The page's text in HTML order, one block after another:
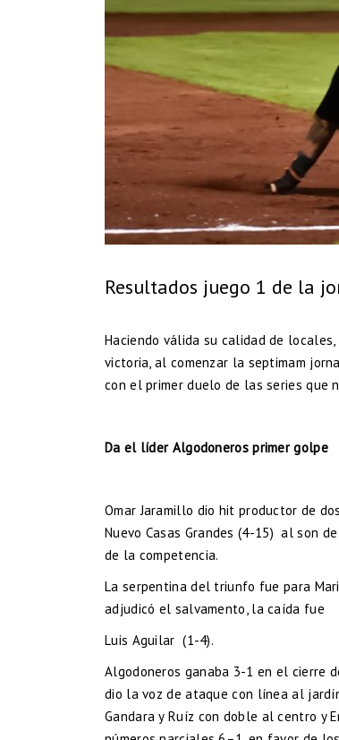
Resultados juego 1 de la
Haciendo válida su calidad de
victoria, al comenzar la septimam
con el primer duelo de las series que
Da el líder Algodoneros primer golpe
Omar Jaramillo dio hit productor de
Nuevo Casas Grandes (4-15) al son
de la competencia.
La serpentina del triunfo fue para
adjudicó el salvamento, la caída fue
Luis Aguilar (1-4).
Algodoneros ganaba 3-1 en el cierre
dio la voz de ataque con línea al
Gandara y Ruíz con doble al centro y